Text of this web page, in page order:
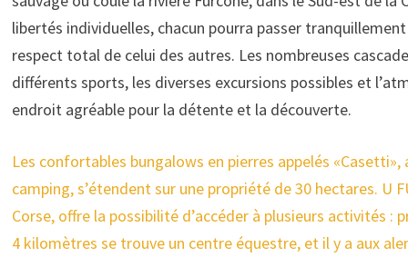
libertés individuelles, chacun pourra passer
respect total de celui des autres. Les nombreuses
différents sports, les diverses excursions possibles et
endroit agréable pour la détente et la découverte.
Les confortables bungalows en pierres appelés
camping, s’étendent sur une propriété de 30 hectares. U
Corse, offre la possibilité d’accéder à plusieurs activités
4 kilomètres se trouve un centre équestre, et il y a aux